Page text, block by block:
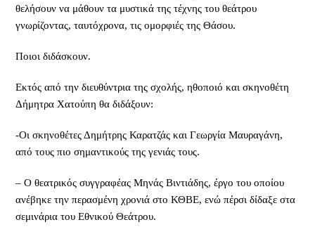
θελήσουν να μάθουν τα μυστικά της τέχνης του θεάτρου
γνωρίζοντας, ταυτόχρονα, τις ομορφιές της Θάσου.
Ποιοι διδάσκουν.
Εκτός από την διευθύντρια της σχολής, ηθοποιό και σκηνοθέτη
Δήμητρα Χατούπη θα διδάξουν:
-Οι σκηνοθέτες Δημήτρης Καρατζάς και Γεωργία Μαυραγάνη,
από τους πιο σημαντικούς της γενιάς τους.
– Ο θεατρικός συγγραφέας Μηνάς Βιντιάδης, έργο του οποίου
ανέβηκε την περασμένη χρονιά στο ΚΘΒΕ, ενώ πέρσι δίδαξε στα
σεμινάρια του Εθνικού Θεάτρου.